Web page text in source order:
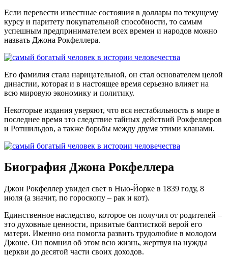
Если перевести известные состояния в доллары по текущему
курсу и паритету покупательной способности, то самым
успешным предпринимателем всех времен и народов можно
назвать Джона Рокфеллера.
Его фамилия стала нарицательной, он стал основателем целой
династии, которая и в настоящее время серьезно влияет на
всю мировую экономику и политику.
Некоторые издания уверяют, что вся нестабильность в мире в
последнее время это следствие тайных действий Рокфеллеров
и Ротшильдов, а также борьбы между двумя этими кланами.
Биография Джона Рокфеллера
Джон Рокфеллер увидел свет в Нью-Йорке в 1839 году, 8
июля (а значит, по гороскопу – рак и кот).
Единственное наследство, которое он получил от родителей –
это духовные ценности, привитые баптисткой верой его
матери. Именно она помогла развить трудолюбие в молодом
Джоне. Он помнил об этом всю жизнь, жертвуя на нужды
церкви до десятой части своих доходов.